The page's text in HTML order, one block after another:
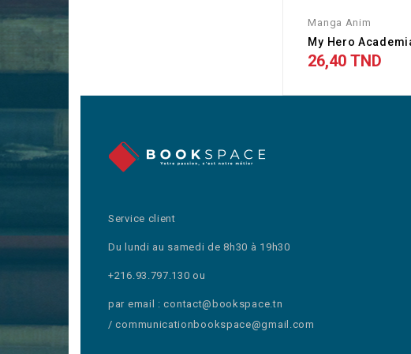
Manga Anim
26,40 TND
Service client
Du lundi au samedi de 8h30 à 19h30
+216.93.797.130 ou
par email : contact@bookspace.tn
/ communicationbookspace@gmail.com